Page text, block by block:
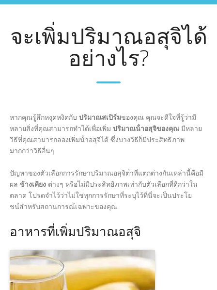
จะเพิ่มปริมาณอสุจิได้
อย่างไร?
หากคุณรู้สึกหงุดหงิดกับ ปริมาณสเปิร์มของคุณ คุณจะดีใจที่รู้ว่ามี
หลายสิ่งที่คุณสามารถทําได้เพื่อเพิ่ม ปริมาณน้ําอสุจิของคุณ มีหลาย
วิธีที่คุณสามารถลองเพิ่มน้ําอสุจิได้ ซึ่งบางวิธีก็มีประสิทธิภาพ
มากกว่าวิธีอื่นๆ
ปัญหาของตัวเลือกการรักษาปริมาณอสุจิต่ําที่แตกต่างกันเหล่านี้คือมี
ผล ข้างเคียง ต่างๆ หรือไม่มีประสิทธิภาพเท่ากับตัวเลือกที่ดีกว่าใน
ตลาด โปรดจําไว้ว่าไม่ใช่ทุกการรักษาที่ระบุไว้ที่นี่จะเป็นประโย
ชน์สําหรับสถานการณ์เฉพาะของคุณ
อาหารที่เพิ่มปริมาณอสุจิ